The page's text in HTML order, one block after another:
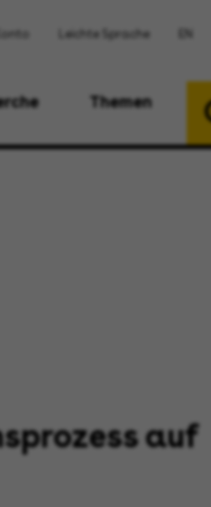
Leichte Sprache
Themen
auf